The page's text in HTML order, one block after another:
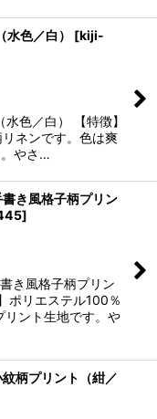
色／白） [kiji-
色／白） 【特徴】
ネンです。色は爽
やさ…
き風格子柄プリン
]
き風格子柄プリン
ポリエステル100％
リント生地です。や
柄プリント（紺／